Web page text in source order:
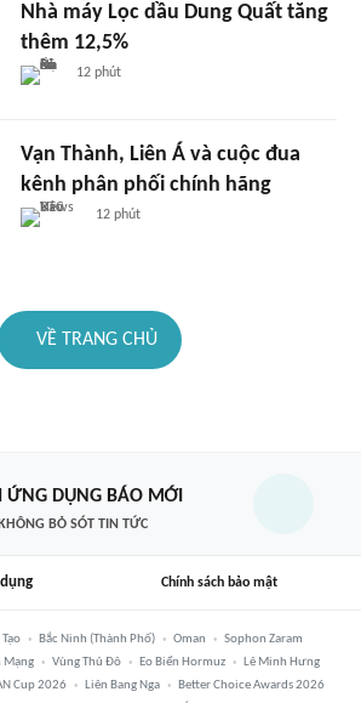
Nhà máy Lọc dầu Dung Quất tăng
thêm 12,5%
12 phút
Vạn Thành, Liên Á và cuộc đua
kênh phân phối chính hãng
12 phút
VỀ TRANG CHỦ
ỨNG DỤNG BÁO MỚI
BỎ SÓT TIN TỨC
Chính sách bảo mật
Bắc Ninh (thành Phố) Oman
Sophon Zaram
Mạng Vùng Thủ Đô Eo Biển Hormuz
Lê Minh Hưng
Cup 2026 Liên Bang Nga
Better Choice Awards 2026